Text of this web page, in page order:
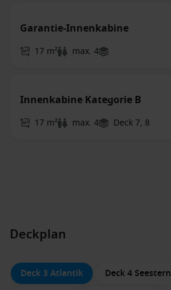
Garantie-Innenkabine
17 m² max. 4
Innenkabine Kategorie B
17 m² max. 4 Deck 7, 8
Deckplan
Deck 3 Atlantik Deck 4 Seestern